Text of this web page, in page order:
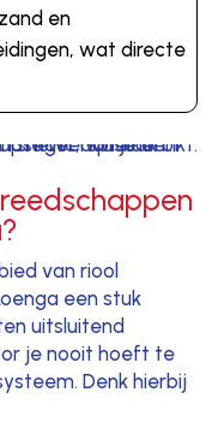
en
wat directe
van riool
een stuk
uitsluitend
je nooit hoeft te
Denk hierbij